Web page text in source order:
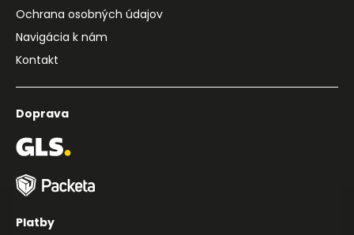
Ochrana osobných údajov
Navigácia k nám
Kontakt
Doprava
Platby